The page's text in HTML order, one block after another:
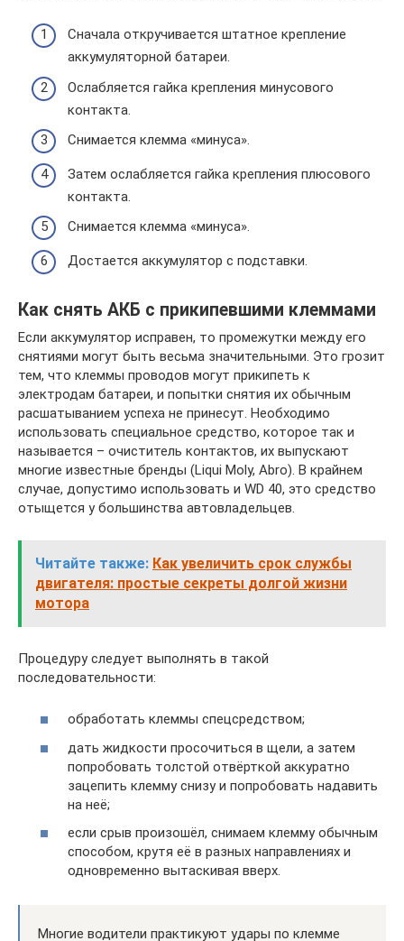
Сначала откручивается штатное крепление
аккумуляторной батареи.
Ослабляется гайка крепления минусового
контакта.
Снимается клемма «минуса».
Затем ослабляется гайка крепления плюсового
контакта.
Снимается клемма «минуса».
Достается аккумулятор с подставки.
Как снять АКБ с прикипевшими клеммами
Если аккумулятор исправен, то промежутки между его
снятиями могут быть весьма значительными. Это грозит
тем, что клеммы проводов могут прикипеть к
электродам батареи, и попытки снятия их обычным
расшатыванием успеха не принесут. Необходимо
использовать специальное средство, которое так и
называется – очиститель контактов, их выпускают
многие известные бренды (Liqui Moly, Abro). В крайнем
случае, допустимо использовать и WD 40, это средство
отыщется у большинства автовладельцев.
Читайте также: Как увеличить срок службы
двигателя: простые секреты долгой жизни
мотора
Процедуру следует выполнять в такой
последовательности:
обработать клеммы спецсредством;
дать жидкости просочиться в щели, а затем
попробовать толстой отвёрткой аккуратно
зацепить клемму снизу и попробовать надавить
на неё;
если срыв произошёл, снимаем клемму обычным
способом, крутя её в разных направлениях и
одновременно вытаскивая вверх.
Многие водители практикуют удары по клемме